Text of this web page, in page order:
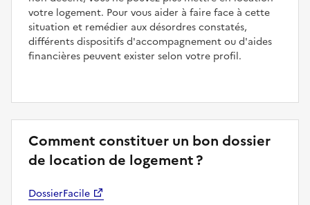
votre logement. Pour vous aider à faire face à cette
situation et remédier aux désordres constatés,
différents dispositifs d'accompagnement ou d'aides
financières peuvent exister selon votre profil.
Comment constituer un bon dossier
de location de logement ?
DossierFacile